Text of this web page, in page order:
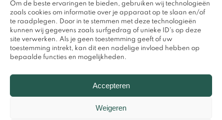
Om de beste ervaringen te bieden, gebruiken wij technologieën
zoals cookies om informatie over je apparaat op te slaan en/of
te raadplegen. Door in te stemmen met deze technologieën
kunnen wij gegevens zoals surfgedrag of unieke ID's op deze
site verwerken. Als je geen toestemming geeft of uw
toestemming intrekt, kan dit een nadelige invloed hebben op
bepaalde functies en mogelijkheden.
Accepteren
Weigeren
0317 – 420848